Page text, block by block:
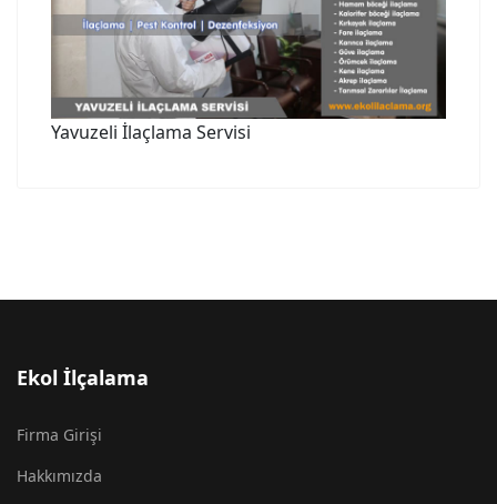
Yavuzeli İlaçlama Servisi
Ekol İlçalama
Firma Girişi
Hakkımızda